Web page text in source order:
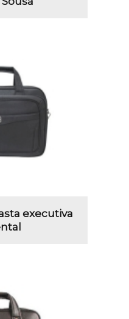
executiva